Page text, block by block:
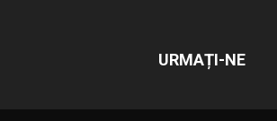
URMAȚI-NE